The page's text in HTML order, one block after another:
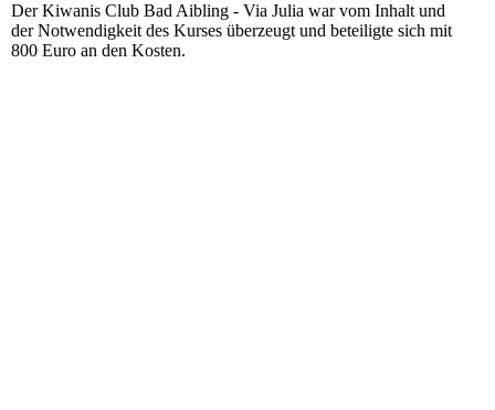
Der Kiwanis Club Bad Aibling - Via Julia war vom Inhalt und
der Notwendigkeit des Kurses überzeugt und beteiligte sich mit
800 Euro an den Kosten.